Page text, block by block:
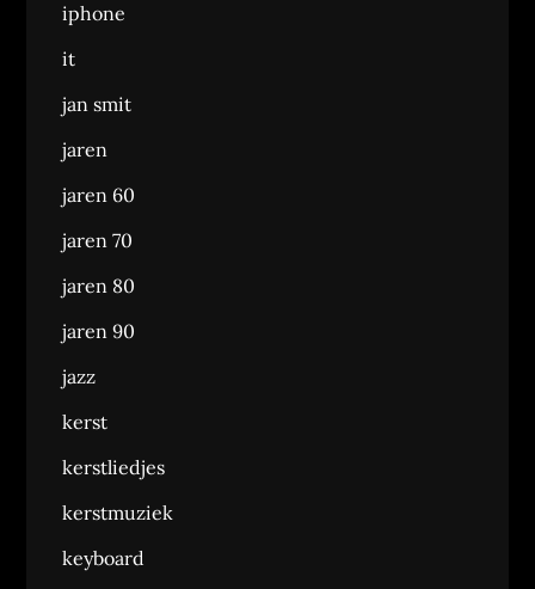
iphone
it
jan smit
jaren
jaren 60
jaren 70
jaren 80
jaren 90
jazz
kerst
kerstliedjes
kerstmuziek
keyboard